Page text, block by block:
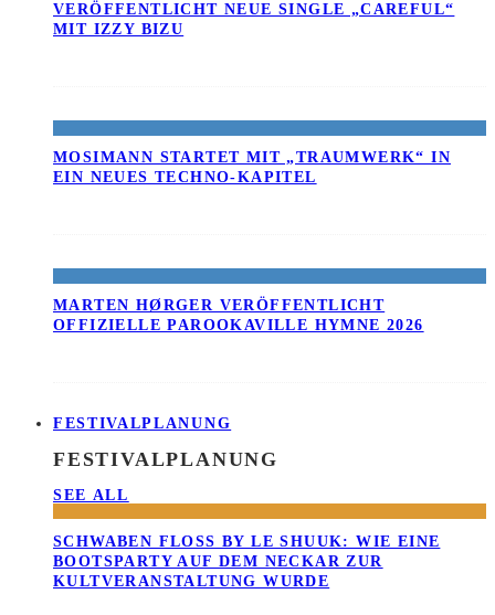
VERÖFFENTLICHT NEUE SINGLE „CAREFUL“
MIT IZZY BIZU
MOSIMANN STARTET MIT „TRAUMWERK“ IN
EIN NEUES TECHNO-KAPITEL
MARTEN HØRGER VERÖFFENTLICHT
OFFIZIELLE PAROOKAVILLE HYMNE 2026
FESTIVALPLANUNG
FESTIVALPLANUNG
SEE ALL
SCHWABEN FLOSS BY LE SHUUK: WIE EINE B
OOTSPARTY AUF DEM NECKAR ZUR K
ULTVERANSTALTUNG WURDE